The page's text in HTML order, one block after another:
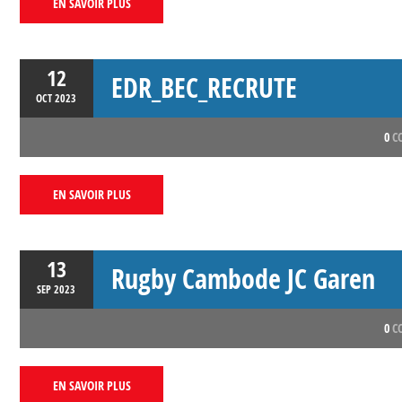
12
OCT2023 EDR_BEC_RECRUTE
0
EN SAVOIR PLUS
13
SEP2023 Rugby Cambode JC Garen
0
EN SAVOIR PLUS